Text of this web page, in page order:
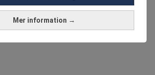
och personuppgifter för dessa syften:
och liknande tekniker, anpassning av
Mer information →